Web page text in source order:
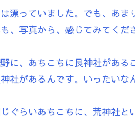
漂っていました。でも、あま
、写真から、感じてみてくだ
に、あちこちに艮神社がある
社があるんです。いったいな
ぐらいあちこちに、荒神社と